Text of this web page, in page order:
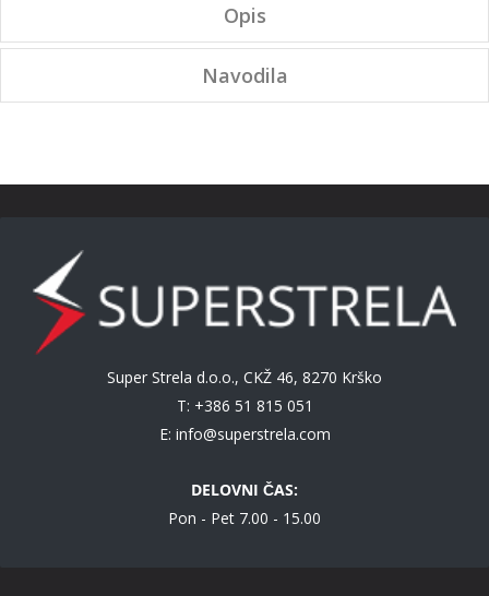
Opis
Navodila
Super Strela d.o.o., CKŽ 46, 8270 Krško
T: +386 51 815 051
E: info@superstrela.com
DELOVNI ČAS:
Pon - Pet 7.00 - 15.00